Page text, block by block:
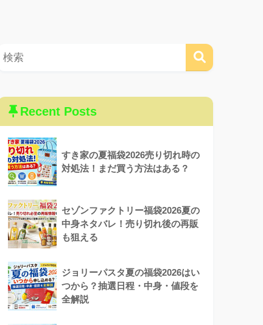
Recent Posts
すき家の夏福袋2026売り切れ時の
対処法！まだ買う方法はある？
セゾンファクトリー福袋2026夏の
中身ネタバレ！売り切れ後の再販
も狙える
ジョリーパスタ夏の福袋2026はい
つから？抽選日程・中身・値段を
全解説